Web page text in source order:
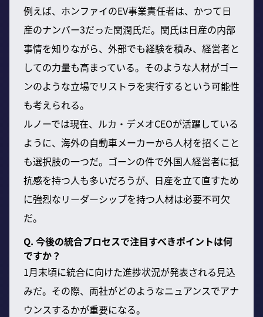
例えば、ホンファイのEV事業責任者は、かつて日
産のナンバー3だった関潤氏だ。関氏は日産の内部
事情を知りながら、外部でも経験を積み、経営者と
しての力量も高まっている。そのような人材がゴー
ンのような立場でリストラを実行するという可能性
も考えられる。
ルノーでは現在、ルカ・デメオCEOが活躍している
ように、海外の自動車メーカーから人材を招くこと
も選択肢の一つだ。ゴーンの件で外国人経営者に抵
抗感を持つ人も多いだろうが、日産を立て直すため
に強烈なリーダーシップを持つ人材は必要不可欠
だ。
Q. 今後の統合プロセスで注目すべきポイントは何
ですか？
1月末頃に統合に向けた進捗状況が発表される見込
みだ。その際、両社がどのようなニュアンスでアナ
ウンスするかが重要になる。